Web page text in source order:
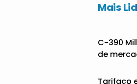
Mais
C-390
de
Tarifaço